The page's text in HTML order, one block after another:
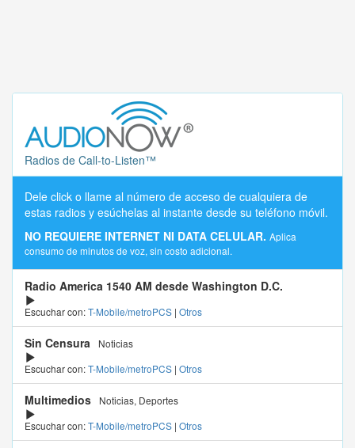
Radios de Call-to-Listen™
Dele click o llame al número de acceso de cualquiera de
estas radios y esúchelas al instante desde su teléfono móvil.
NO REQUIERE INTERNET NI DATA CELULAR. Aplica
consumo de minutos de voz, sin costo adicional.
Radio America 1540 AM desde Washington D.C.
Escuchar con:T-Mobile/metroPCS | Otros
Sin Censura
Noticias
Escuchar con:T-Mobile/metroPCS | Otros
Multimedios
Noticias, Deportes
Escuchar con:T-Mobile/metroPCS | Otros